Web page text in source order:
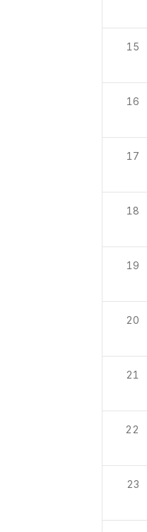
15
16
17
18
19
20
21
22
23